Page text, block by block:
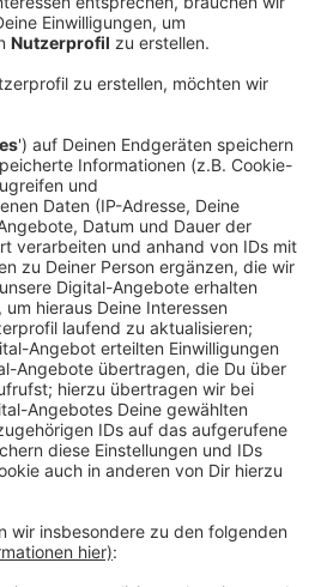
jährige Lebensgefährtin
S. wird seit zwei Monaten
gesucht. Zuletzt wurde
ihrem Lebensgefährten in
Die Ermittlungen der
haben jetzt zur
geführt. Der 33-Jährige sitzt
Die Polizei sucht Zeugen.
die beiden Autos des
Opel Astra und
und Sprockhövel gesehen.
ihr hier.